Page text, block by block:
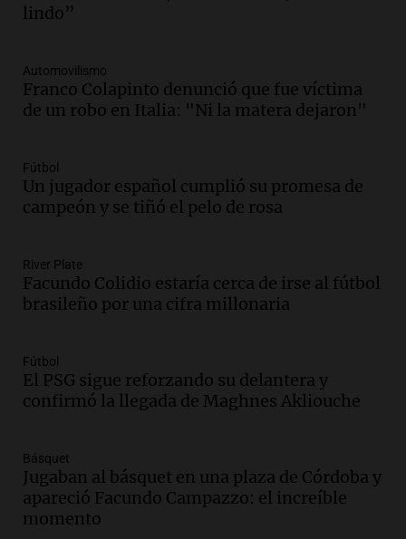
Episodios
tierras
Panorama Federal
Episodios
kirchnerismo
Panorama Federal
propiedad privada y cuestionamientos a
la soberanía digital en Argentina
Panorama Federal
Audio.
de semana helado y ciudadanos
marchan contra reforma de tierras
Audio.El "Mono" de Kapanga
adelantó su show en Rosario.
Viva la Radio Rosario
lindo”
Automovilismo
Franco Colapinto denunció que fue víctima
de un robo en Italia: "Ni la matera dejaron"
Fútbol
Un jugador español cumplió su promesa de
campeón y se tiñó el pelo de rosa
River Plate
Facundo Colidio estaría cerca de irse al fútbol
brasileño por una cifra millonaria
Fútbol
El PSG sigue reforzando su delantera y
confirmó la llegada de Maghnes Akliouche
Básquet
Jugaban al básquet en una plaza de Córdoba y
apareció Facundo Campazzo: el increíble
momento